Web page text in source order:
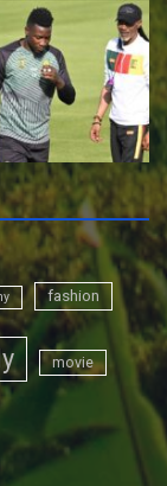
fashion
movie